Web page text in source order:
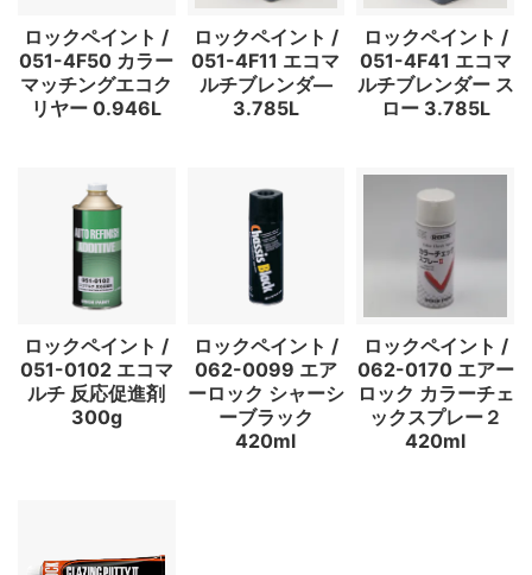
ロックペイント /
051-4F50 カラー
マッチングエコク
リヤー 0.946L
ロックペイント /
051-4F11 エコマ
ルチブレンダ―
3.785L
ロックペイント /
051-4F41 エコマ
ルチブレンダー ス
ロー 3.785L
ロックペイント /
051-0102 エコマ
ルチ 反応促進剤
300g
ロックペイント /
062-0099 エア
ーロック シャーシ
ーブラック
420ml
ロックペイント /
062-0170 エアー
ロック カラーチェ
ックスプレー２
420ml